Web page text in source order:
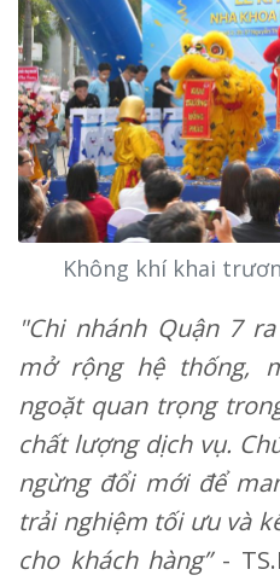
Không khí khai
"Chi nhánh Quận 7
mở rộng hệ thống,
ngoặt quan trọng
chất lượng dịch vụ.
ngừng đổi mới để
trải nghiệm tối ưu và
cho khách hàng”-